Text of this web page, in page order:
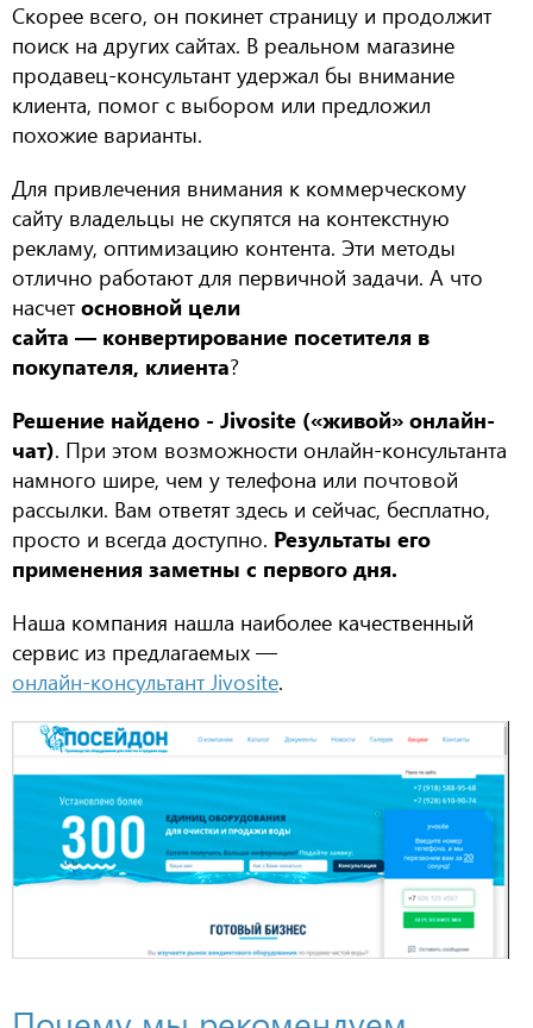
Скорее всего, он покинет страницу и продолжит
поиск на других сайтах. В реальном магазине
продавец-консультант удержал бы внимание
клиента, помог с выбором или предложил
похожие варианты.
Для привлечения внимания к коммерческому
сайту владельцы не скупятся на контекстную
рекламу, оптимизацию контента. Эти методы
отлично работают для первичной задачи. А что
насчетосновной цели
сайта — конвертирование посетителя в
покупателя, клиента?
Решение найдено - Jivosite («живой» онлайн-
чат). При этом возможности онлайн-консультанта
намного шире, чем у телефона или почтовой
рассылки. Вам ответят здесь и сейчас, бесплатно,
просто и всегда доступно. Результаты его
применения заметны с первого дня.
Наша компания нашла наиболее качественный
сервис из предлагаемых —
онлайн-консультант Jivosite.